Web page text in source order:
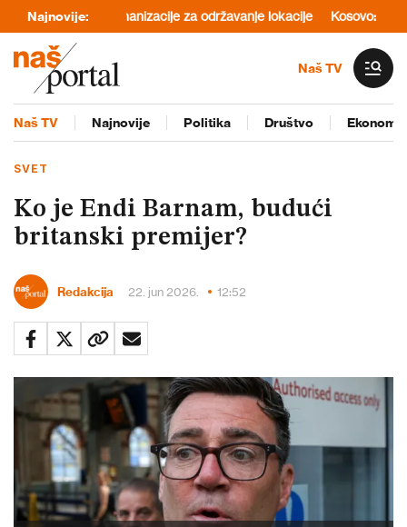
Najnovije:
mehanizacije za održavanje lokacije Kosovo: Skupština
Naš TV
Naš TV Najnovije Politika Društvo
SVET
Ko je Endi Barnam, budući
britanski premijer?
Redakcija 22. jun 2026. 12:52